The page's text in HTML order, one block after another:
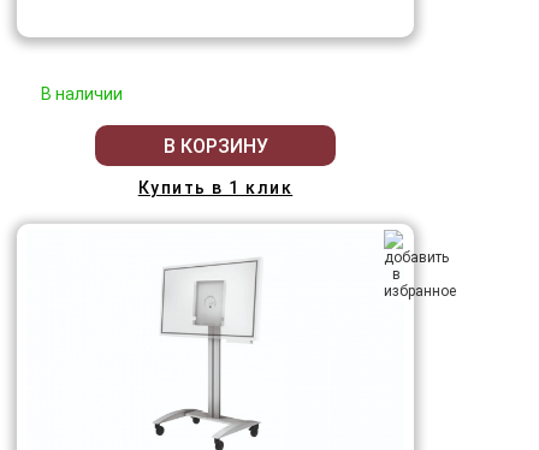
В наличии
В КОРЗИНУ
Купить в 1 клик